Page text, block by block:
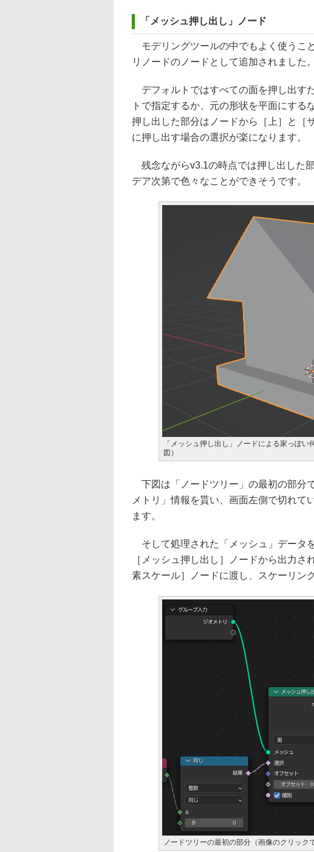
「メッシュ押し出し」ノード
モデリングツールの中でもよく使うこ
リノードのノードとして追加されました。
デフォルトではすべての面を押し出す
トで指定するか、元の形状を平面にす
押し出した部分はノードから［上］と［
に押し出す場合の選択が楽になります。
残念ながらv3.1の時点では押し出した
デア次第で色々なことができそうです。
「メッシュ押し出し」ノードによる家っぽ
図）
下図は「ノードツリー」の最初の部分
メトリ」情報を貰い、画面左側で切れて
ます。
そして処理された「メッシュ」データ
［メッシュ押し出し］ノードから出力
素スケール］ノードに渡し、スケーリン
ノードツリーの最初の部分（画像のクリック